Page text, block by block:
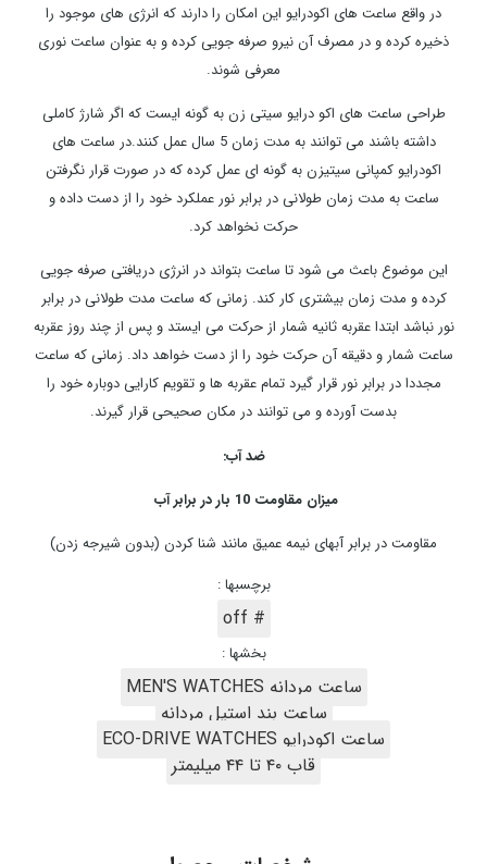
در واقع ساعت های اکودرایو این امکان را دارند که انرژی های موجود را
ذخیره کرده و در مصرف آن نیرو صرفه جویی کرده و به عنوان ساعت نوری
معرفی شوند.
طراحی ساعت های اکو درایو سیتی زن به گونه ایست که اگر شارژ کاملی
داشته باشند می توانند به مدت زمان 5 سال عمل کنند.در ساعت های
اکودرایو کمپانی سیتیزن به گونه ای عمل کرده که در صورت قرار نگرفتن
ساعت به مدت زمان طولانی در برابر نور عملکرد خود را از دست داده و
حرکت نخواهد کرد.
این موضوع باعث می شود تا ساعت بتواند در انرژی دریافتی صرفه جویی
کرده و مدت زمان بیشتری کار کند. زمانی که ساعت مدت طولانی در برابر
نور نباشد ابتدا عقربه ثانیه شمار از حرکت می ایستد و پس از چند روز عقربه
ساعت شمار و دقیقه آن حرکت خود را از دست خواهد داد. زمانی که ساعت
مجددا در برابر نور قرار گیرد تمام عقربه ها و تقویم کارایی دوباره خود را
بدست آورده و می توانند در مکان صحیحی قرار گیرند.
ضد آب:
میزان مقاومت 10 بار در برابر آب
مقاومت در برابر آبهای نیمه عمیق مانند شنا کردن (بدون شیرجه زدن)
برچسبها :
# off
بخشها :
ساعت مردانه MEN'S WATCHES
ساعت بند استیل مردانه
ساعت اکودرایو ECO-DRIVE WATCHES
قاب ۴۰ تا ۴۴ میلیمتر